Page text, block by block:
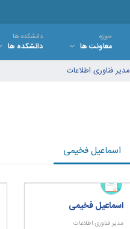
حوزه
معاونت ها
دانشکده ها
دانشکده ها
مدیر فناوری اطلاعات
اسماعیل فخیمی
اسماعیل فخیمی
مدیر فناوری اطلاعات